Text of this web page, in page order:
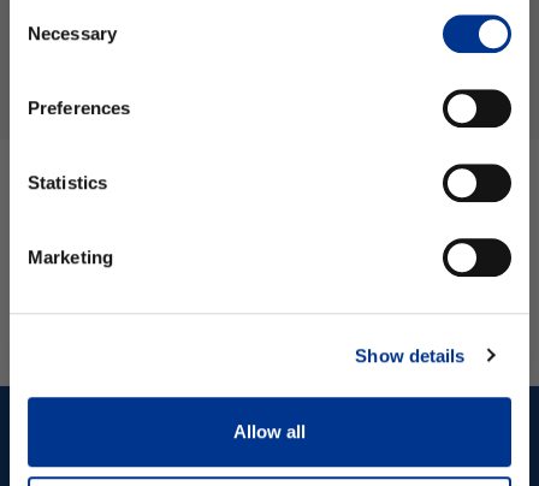
Selection
Necessary
Preferences
Statistics
Marketing
Show details
Allow all
BERNERSHOP.FI
Ei kiitos.